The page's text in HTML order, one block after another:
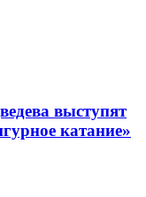
выступят
катание»